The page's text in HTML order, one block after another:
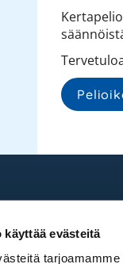
käyttää evästeitä